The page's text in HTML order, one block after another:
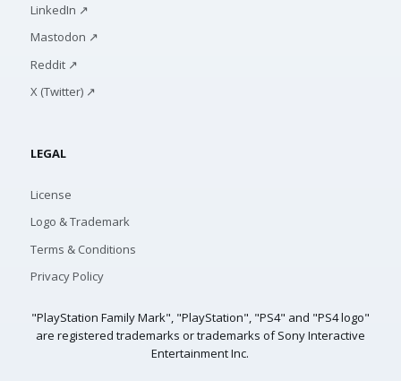
LinkedIn ↗
Mastodon ↗
Reddit ↗
X (Twitter) ↗
LEGAL
License
Logo & Trademark
Terms & Conditions
Privacy Policy
"PlayStation Family Mark", "PlayStation", "PS4" and "PS4 logo"
are registered trademarks or trademarks of Sony Interactive
Entertainment Inc.